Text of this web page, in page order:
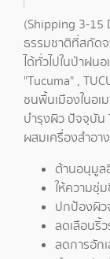
(Shipping 3-15
ธรรมชาติที่สกัด
ได้ทั่วไปในป่าฝน
"Tucuma" ,
ชนพื้นเมืองในอเ
บำรุงผิว ปัจจุบัน
ผสมเครื่องสำอาง
ต้านอนุมูล
ให้ความชุ่
ปกป้องผิว
ลดเลือนริ้
ลดการอัก